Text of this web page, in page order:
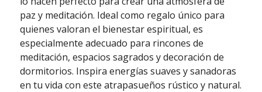
paz y meditación. Ideal como regalo único para
quienes valoran el bienestar espiritual, es
especialmente adecuado para rincones de
meditación, espacios sagrados y decoración de
dormitorios. Inspira energías suaves y sanadoras
en tu vida con este atrapasueños rústico y natural.